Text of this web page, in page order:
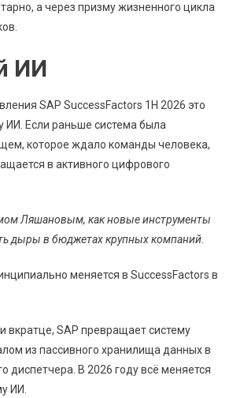
а через призму жизненного цикла
ИИ
SAP SuccessFactors 1H 2026 это
ИИ. Если раньше система была
которое ждало команды человека,
в активного цифрового
Ляшановым, как новые инструменты
дыры в бюджетах крупных компаний.
меняется в SuccessFactors в
вкратце, SAP превращает систему
из пассивного хранилища данных в
диспетчера. В 2026 году всё меняется
ИИ.